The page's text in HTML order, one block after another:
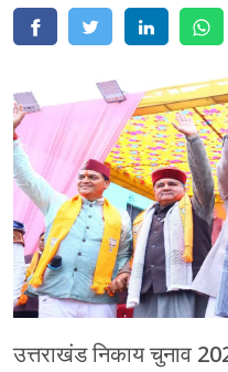
उत्तराखंड निकाय चुनाव
अल्मोड़ा
चमोली
देहरादून
नैनीताल
बागेश्वर
हरिद्वार